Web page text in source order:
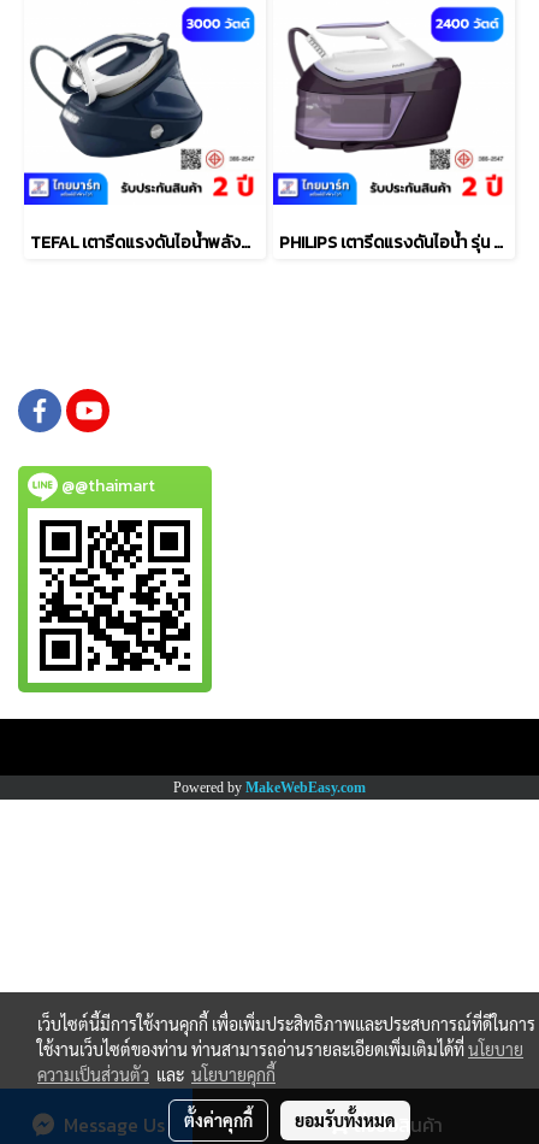
สั่งซื้อสินค้า
Message Us
TEFAL เตารีดแรงดันไอน้ำพลังสูง Pro Express Ultimate II เตารีดหม้อต้ม (3000 วัตต์, สีฟ้า) รุ่น GV9720 + โต๊ะรีดผ้า PHILIPS เตารีดแรงดันไอน้ำ รุ่น PSG6024/30 1.8 ลิตร
@@thaimart
Powered by MakeWebEasy.com
เว็บไซต์นี้มีการใช้งานคุกกี้ เพื่อเพิ่มประสิทธิภาพและประสบการณ์ที่ดีในการ
ใช้งานเว็บไซต์ของท่าน ท่านสามารถอ่านรายละเอียดเพิ่มเติมได้ที่นโยบาย
ความเป็นส่วนตัว และ นโยบายคุกกี้
ตั้งค่าคุกกี้ ยอมรับทั้งหมด